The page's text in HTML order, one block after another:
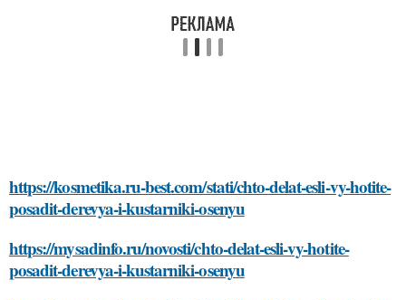
https://kosmetika.ru-best.com/stati/chto-delat-esli-vy-hotite-
posadit-derevya-i-kustarniki-osenyu
https://mysadinfo.ru/novosti/chto-delat-esli-vy-hotite-
posadit-derevya-i-kustarniki-osenyu